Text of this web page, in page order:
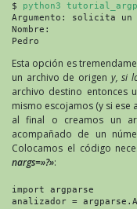
$ python3
Argumento: solicita
Nombre:
Pedro
Esta opción es
un archivo de origen y, si
archivo destino entonces
mismo escojamos (y si
al final o creamos un
acompañado de un
Colocamos el código
nargs=»?»:
import argparse
analizador =